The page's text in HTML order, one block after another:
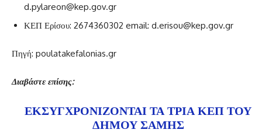
d.pylareon@kep.gov.gr
ΚΕΠ Ερίσου: 2674360302 email: d.erisou@kep.gov.gr
Πηγή: poulatakefalonias.gr
Διαβάστε επίσης:
ΕΚΣΥΓΧΡΟΝΊΖΟΝΤΑΙ ΤΑ ΤΡΊΑ ΚΕΠ ΤΟΥ
ΔΉΜΟΥ ΣΆΜΗΣ